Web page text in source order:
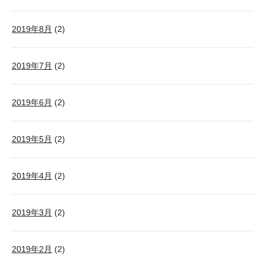
2019年8月 (2)
2019年7月 (2)
2019年6月 (2)
2019年5月 (2)
2019年4月 (2)
2019年3月 (2)
2019年2月 (2)